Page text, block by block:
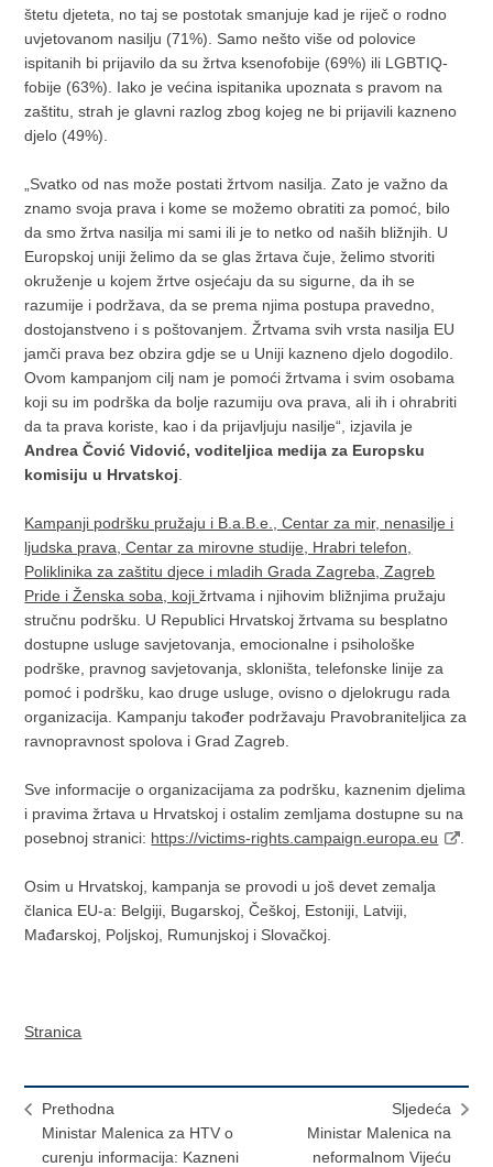
štetu djeteta, no taj se postotak smanjuje kad je riječ o rodno
uvjetovanom nasilju (71%). Samo nešto više od polovice
ispitanih bi prijavilo da su žrtva ksenofobije (69%) ili LGBTIQ-
fobije (63%). Iako je većina ispitanika upoznata s pravom na
zaštitu, strah je glavni razlog zbog kojeg ne bi prijavili kazneno
djelo (49%).
„Svatko od nas može postati žrtvom nasilja. Zato je važno da
znamo svoja prava i kome se možemo obratiti za pomoć, bilo
da smo žrtva nasilja mi sami ili je to netko od naših bližnjih. U
Europskoj uniji želimo da se glas žrtava čuje, želimo stvoriti
okruženje u kojem žrtve osjećaju da su sigurne, da ih se
razumije i podržava, da se prema njima postupa pravedno,
dostojanstveno i s poštovanjem. Žrtvama svih vrsta nasilja EU
jamči prava bez obzira gdje se u Uniji kazneno djelo dogodilo.
Ovom kampanjom cilj nam je pomoći žrtvama i svim osobama
koji su im podrška da bolje razumiju ova prava, ali ih i ohrabriti
da ta prava koriste, kao i da prijavljuju nasilje“, izjavila je
Andrea Čović Vidović, voditeljica medija za Europsku
komisiju u Hrvatskoj
Kampanji podršku pružaju i B.a.B.e., Centar za mir, nenasilje i
ljudska prava, Centar za mirovne studije, Hrabri telefon,
Poliklinika za zaštitu djece i mladih Grada Zagreba, Zagreb
Pride i Ženska soba, kojižrtvama i njihovim bližnjima pružaju
stručnu podršku. U Republici Hrvatskoj žrtvama su besplatno
dostupne usluge savjetovanja, emocionalne i psihološke
podrške, pravnog savjetovanja, skloništa, telefonske linije za
pomoć i podršku, kao druge usluge, ovisno o djelokrugu rada
organizacija. Kampanju također podržavaju Pravobraniteljica za
ravnopravnost spolova i Grad Zagreb.
Sve informacije o organizacijama za podršku, kaznenim djelima
i pravima žrtava u Hrvatskoj i ostalim zemljama dostupne su na
posebnoj stranici: https://victims-rights.campaign.europa.eu
Osim u Hrvatskoj, kampanja se provodi u još devet zemalja
članica EU-a: Belgiji, Bugarskoj, Češkoj, Estoniji, Latviji,
Mađarskoj, Poljskoj, Rumunjskoj i Slovačkoj.
Stranica
Prethodna
Ministar Malenica za HTV o
curenju informacija: Kazneni
Sljedeća
Ministar Malenica na
neformalnom Vijeću